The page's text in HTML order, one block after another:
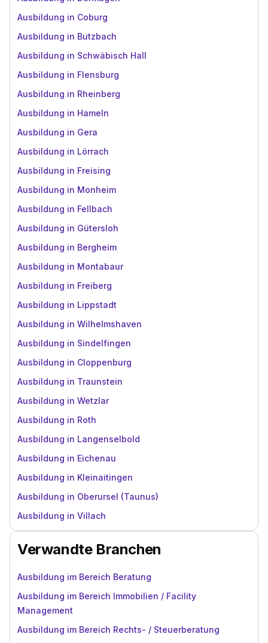
Ausbildung in Coburg
Ausbildung in Butzbach
Ausbildung in Schwäbisch Hall
Ausbildung in Flensburg
Ausbildung in Rheinberg
Ausbildung in Hameln
Ausbildung in Gera
Ausbildung in Lörrach
Ausbildung in Freising
Ausbildung in Monheim
Ausbildung in Fellbach
Ausbildung in Gütersloh
Ausbildung in Bergheim
Ausbildung in Montabaur
Ausbildung in Freiberg
Ausbildung in Lippstadt
Ausbildung in Wilhelmshaven
Ausbildung in Sindelfingen
Ausbildung in Cloppenburg
Ausbildung in Traunstein
Ausbildung in Wetzlar
Ausbildung in Roth
Ausbildung in Langenselbold
Ausbildung in Eichenau
Ausbildung in Kleinaitingen
Ausbildung in Oberursel (Taunus)
Ausbildung in Villach
Verwandte Branchen
Ausbildung im Bereich Beratung
Ausbildung im Bereich Immobilien / Facility
Management
Ausbildung im Bereich Rechts- / Steuerberatung